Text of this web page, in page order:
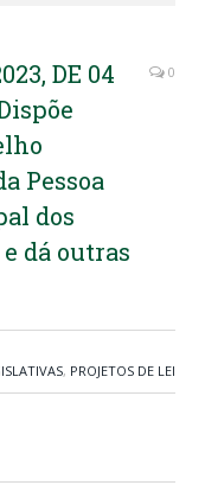
DE 04
Pessoa
dos
dá outras
0
, PROJETOS DE LEI